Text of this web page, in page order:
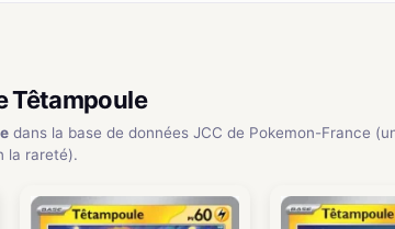
Têtampoule
dans la base de données JCC de Pokemon-France
la rareté).